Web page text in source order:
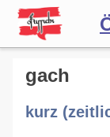
Forum
gach
kurz